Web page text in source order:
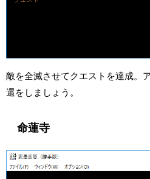
敵を全滅させてクエストを達成。
還をしましょう。
命蓮寺